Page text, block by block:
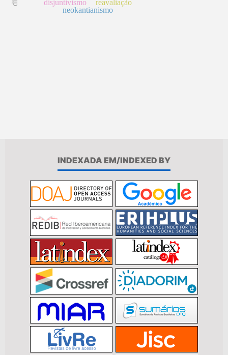
disjuntivismo
neokantianismo
reavaliação
INDEXADA EM/INDEXED BY